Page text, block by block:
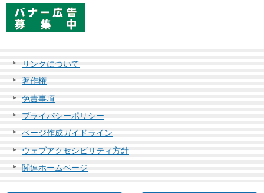
リンクについて
著作権
免責事項
プライバシーポリシー
ページ作成ガイドライン
ウェブアクセシビリティ方針
関連ホームページ